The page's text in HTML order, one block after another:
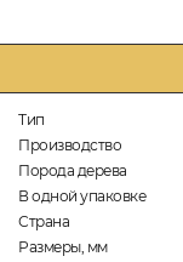
Тип
Производство
Порода дерева
В одной упаковке
Страна
Размеры, мм